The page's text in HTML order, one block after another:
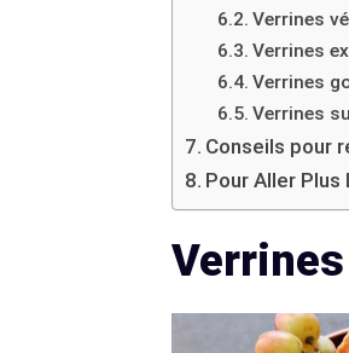
Verrines
Verrines
Verrines
Verrines
Conseils pour
Pour Aller Plus
Verrines